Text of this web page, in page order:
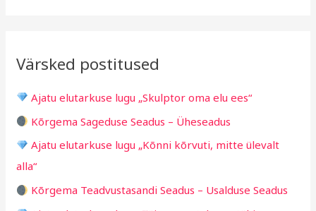
c
o
r
:
Värsked postitused
Ajatu elutarkuse lugu „Skulptor oma elu ees“
Kõrgema Sageduse Seadus – Üheseadus
Ajatu elutarkuse lugu „Kõnni kõrvuti, mitte ülevalt
alla“
Kõrgema Teadvustasandi Seadus – Usalduse Seadus
g
i
d